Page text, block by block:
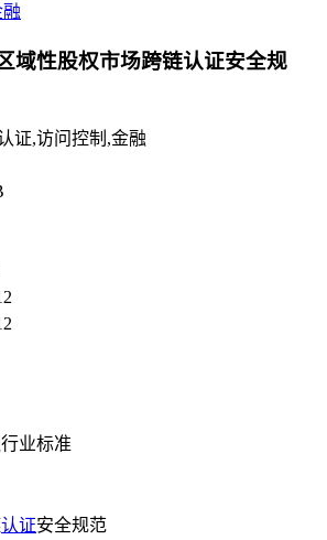
域性股权市场跨链认证安全规
业标准
认证安全规范